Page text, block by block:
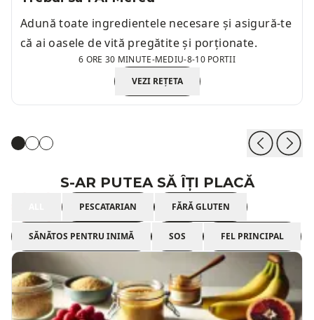
Adună toate ingredientele necesare și asigură-te
că ai oasele de vită pregătite și porționate.
6 ORE 30 MINUTE-MEDIU-8-10 PORTII
VEZI REȚETA
S-AR PUTEA SĂ ÎȚI PLACĂ
PESCATARIAN FĂRĂ GLUTEN
SĂNĂTOS PENTRU INIMĂ SOS FEL PRINCIPAL